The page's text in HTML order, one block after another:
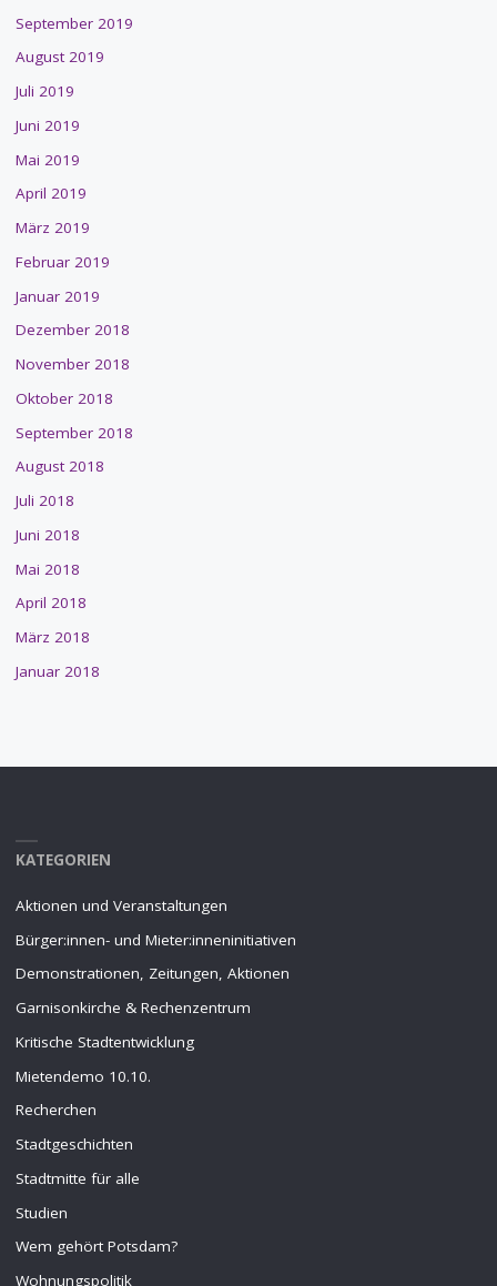
September 2019
August 2019
Juli 2019
Juni 2019
Mai 2019
April 2019
März 2019
Februar 2019
Januar 2019
Dezember 2018
November 2018
Oktober 2018
September 2018
August 2018
Juli 2018
Juni 2018
Mai 2018
April 2018
März 2018
Januar 2018
KATEGORIEN
Aktionen und Veranstaltungen
Bürger:innen- und Mieter:inneninitiativen
Demonstrationen, Zeitungen, Aktionen
Garnisonkirche & Rechenzentrum
Kritische Stadtentwicklung
Mietendemo 10.10.
Recherchen
Stadtgeschichten
Stadtmitte für alle
Studien
Wem gehört Potsdam?
Wohnungspolitik